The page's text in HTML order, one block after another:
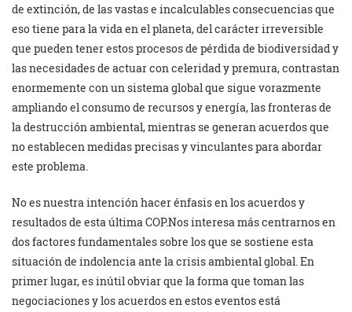
de extinción, de las vastas e incalculables consecuencias que
eso tiene para la vida en el planeta, del carácter irreversible
que pueden tener estos procesos de pérdida de biodiversidad y
las necesidades de actuar con celeridad y premura, contrastan
enormemente con un sistema global que sigue vorazmente
ampliando el consumo de recursos y energía, las fronteras de
la destrucción ambiental, mientras se generan acuerdos que
no establecen medidas precisas y vinculantes para abordar
este problema.
No es nuestra intención hacer énfasis en los acuerdos y
resultados de esta última COP.Nos interesa más centrarnos en
dos factores fundamentales sobre los que se sostiene esta
situación de indolencia ante la crisis ambiental global. En
primer lugar, es inútil obviar que la forma que toman las
negociaciones y los acuerdos en estos eventos está